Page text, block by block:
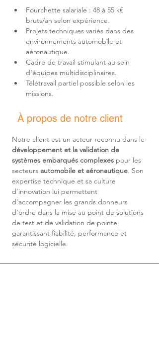
Fourchette salariale : 48 à 55 k€
bruts/an selon expérience.
Projets techniques variés dans des
environnements automobile et
aéronautique.
Cadre de travail stimulant au sein
d’équipes multidisciplinaires.
Télétravail partiel possible selon les
missions.
À propos de notre client
Notre client est un acteur reconnu dans le
développement et la validation de
systèmes embarqués complexes pour les
secteurs automobile et aéronautique. Son
expertise technique et sa culture
d’innovation lui permettent
d’accompagner les grands donneurs
d’ordre dans la mise au point de solutions
de test et de validation de pointe,
garantissant fiabilité, performance et
sécurité logicielle.